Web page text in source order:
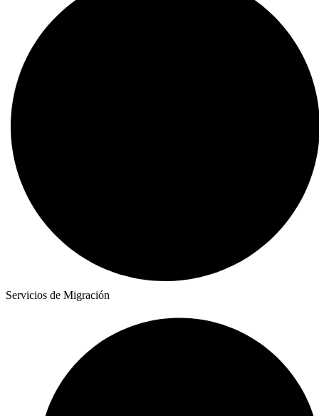
Servicios de Migración